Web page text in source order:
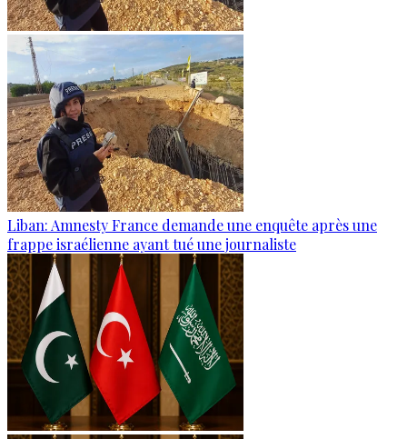
Liban: Amnesty France demande une enquête après une
frappe israélienne ayant tué une journaliste